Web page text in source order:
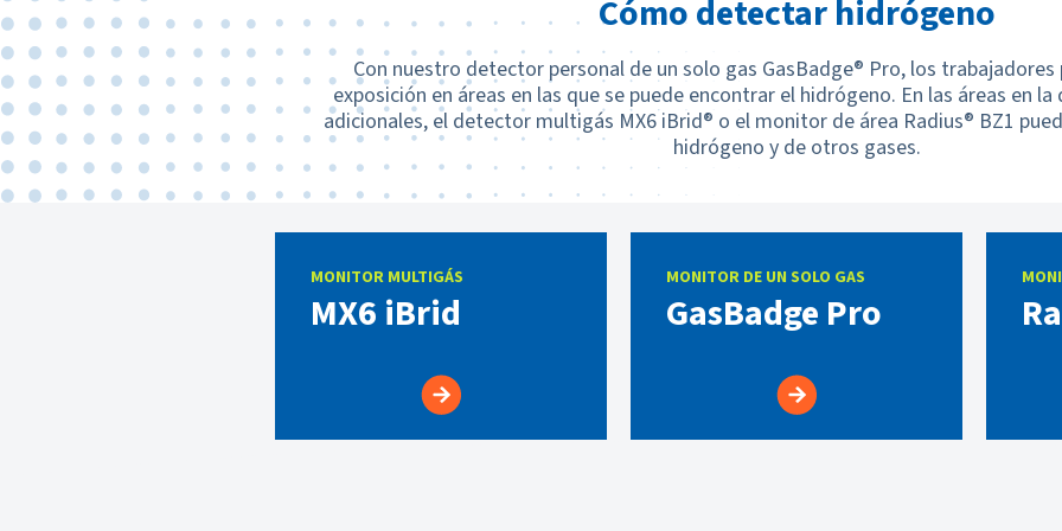
Cómo detectar hidrógeno
Con nuestro detector personal de un solo gas GasBadge® Pro, los trabajadores
exposición en áreas en las que se puede encontrar el hidrógeno. En las áreas en la
adicionales, el detector multigás MX6 iBrid® o el monitor de área Radius® BZ1
hidrógeno y de otros gases.
MONITOR MULTIGÁS
MX6 iBrid
MONITOR DE UN SOLO GAS
GasBadge Pro